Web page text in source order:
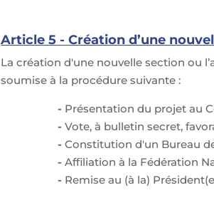
Article 5 - Création d’une
La création d'une nouvelle section ou
soumise à la procédure suivante :
- Présentation du projet au
- Vote, à bulletin secret,
- Constitution d'un Bureau
- Affiliation à la Fédération
- Remise au (à la)